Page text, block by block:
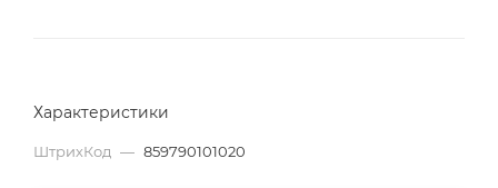
Характеристики
ШтрихКод — 859790101020